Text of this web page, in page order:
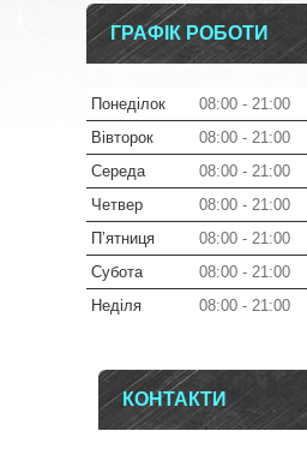
ГРАФІК РОБОТИ
Понеділок 08:00
21:00
Вівторок
08:00
21:00
Середа
08:00
21:00
Четвер
08:00
21:00
Пʼятниця
08:00
21:00
Субота
08:00
21:00
Неділя
08:00 21:00
КОНТАКТИ